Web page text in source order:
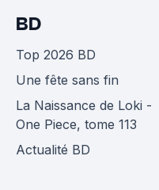
BD
Top 2026 BD
Une fête sans fin
La Naissance de Loki -
One Piece, tome 113
Actualité BD